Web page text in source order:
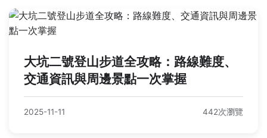
大坑二號登山步道全攻略：路線難度、
交通資訊與周邊景點一次掌握
2025-11-11 442次瀏覽